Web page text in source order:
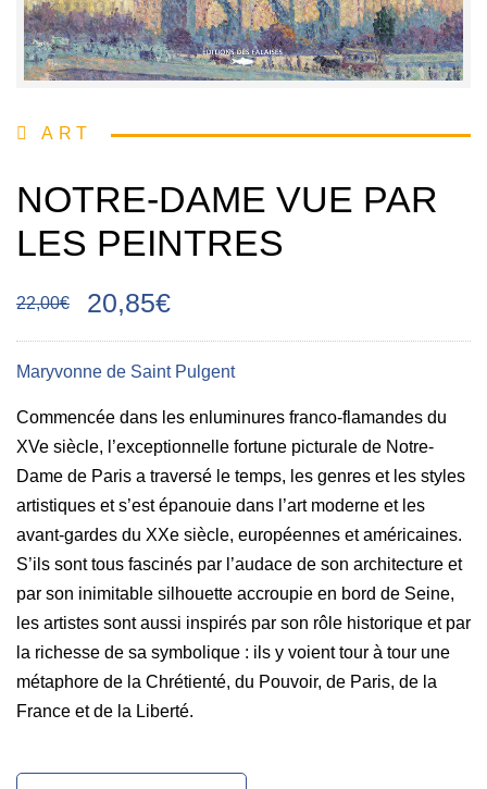
ART
NOTRE-DAME VUE PAR
LES PEINTRES
22,00€ 20,85€
Maryvonne de Saint Pulgent
Commencée dans les enluminures franco-flamandes du
XVe siècle, l’exceptionnelle fortune picturale de Notre-
Dame de Paris a traversé le temps, les genres et les styles
artistiques et s’est épanouie dans l’art moderne et les
avant-gardes du XXe siècle, européennes et américaines.
S’ils sont tous fascinés par l’audace de son architecture et
par son inimitable silhouette accroupie en bord de Seine,
les artistes sont aussi inspirés par son rôle historique et par
la richesse de sa symbolique : ils y voient tour à tour une
métaphore de la Chrétienté, du Pouvoir, de Paris, de la
France et de la Liberté.